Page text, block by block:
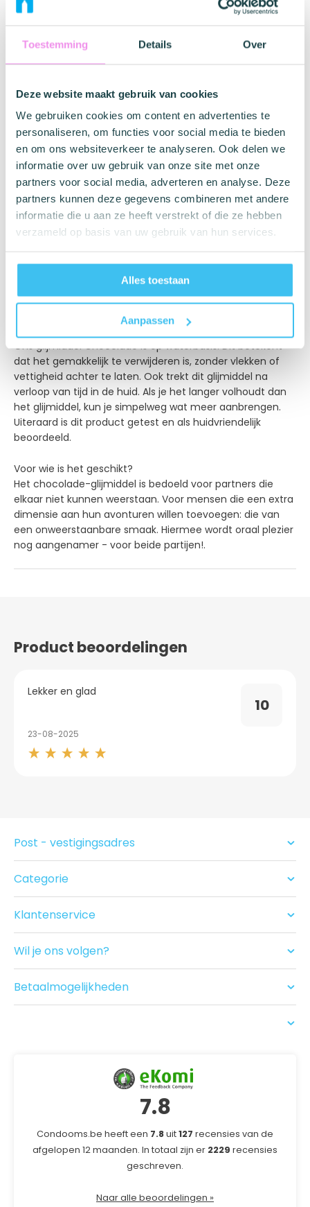
Toestemming Details Over
Deze website maakt gebruik van cookies
We gebruiken cookies om content en advertenties te
personaliseren, om functies voor social media te bieden
en om ons websiteverkeer te analyseren. Ook delen we
informatie over uw gebruik van onze site met onze
partners voor social media, adverteren en analyse. Deze
partners kunnen deze gegevens combineren met andere
informatie die u aan ze heeft verstrekt of die ze hebben
verzameld op basis van uw gebruik van hun services.
Alles toestaan
Aanpassen
wereld. Deze smaak is zo verrukkelijk dat je het zelfs in
scala aan opwindende producten, waaronder een
glijmiddel met chocoladesmaak (en -geur).
Iedereen kan profiteren van een glijmiddel. Je hoeft niet
per se in de menopauze te zijn om vaginale droogte te
ervaren. Ook vruchtbare vrouwen hebben enkele dagen in
de maand waarop hun lichaam iets minder snel reageert.
Maar waarom zou je voor een neutraal glijmiddel kiezen
als je net zo goed een chocolade-glijmiddel kunt
proberen?
Met dit glijmiddel wordt het voorspel verrukkelijk. Het
voegt een heerlijke smaak toe aan je intieme momenten
woonkamer. Of het kantoor. Hoewel, misschien is dat
laatste niet zo'n goed idee. Maar je begrijpt ons: het
chocolade-glijmiddel zorgt voor gladheid, een
aangename geur en een heerlijke smaak.
Ons glijmiddel Chocolade is op waterbasis. Dit betekent
dat het gemakkelijk te verwijderen is, zonder vlekken of
vettigheid achter te laten. Ook trekt dit glijmiddel na
verloop van tijd in de huid. Als je het langer volhoudt dan
het glijmiddel, kun je simpelweg wat meer aanbrengen.
Uiteraard is dit product getest en als huidvriendelijk
beoordeeld.
Voor wie is het geschikt?
Het chocolade-glijmiddel is bedoeld voor partners die
elkaar niet kunnen weerstaan. Voor mensen die een extra
dimensie aan hun avonturen willen toevoegen: die van
een onweerstaanbare smaak. Hiermee wordt oraal plezier
nog aangenamer - voor beide partijen!.
Product beoordelingen
10
Lekker en glad
23-08-2025
Post - vestigingsadres
Categorie
Seksspeeltjes
Acties
Drogist
Nieuwe producten
Klantenservice
Betalen
Bezorgen
Recensies
Wil je ons volgen?
Betaalmogelijkheden
7.8
Condooms.be heeft een 7.8uit127 recensies van de
afgelopen 12 maanden. In totaal zijn er 2229 recensies
geschreven.
Naar alle beoordelingen »